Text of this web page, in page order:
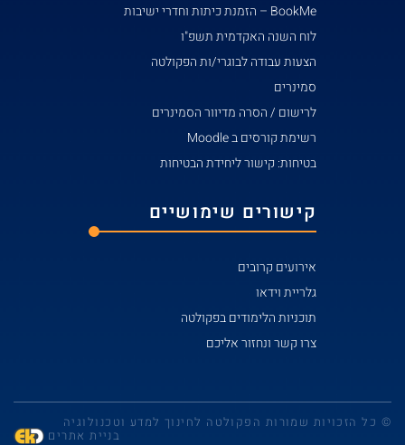
BookMe – הזמנת כיתות וחדרי ישיבות
לוח השנה האקדמית תשפ"ו
הצעות עבודה לבוגרי/ות הפקולטה
סמינרים
לרישום / הסרה מדיוור הסמינרים
רשימת קורסים ב Moodle
בטיחות: קישור ליחידת הבטיחות
קישורים שימושיים
אירועים קרובים
גלריית וידאו
תוכניות הלימודים בפקולטה
צרו קשר ונחזור אליכם
© כל הזכויות שמורות הפקולטה לחינוך למדע וטכנולוגיה
בניית אתרים